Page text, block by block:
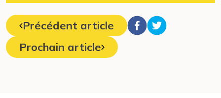
Précédent article
Prochain article